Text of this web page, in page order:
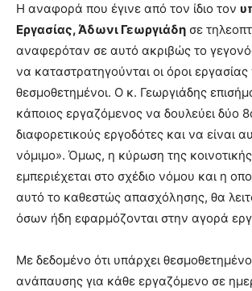
Η αναφορά που έγινε από τον ίδιο τον
Εργασίας, Άδωνι Γεωργιάδη σε
αναφερόταν σε αυτό ακριβώς το
να καταστρατηγούνται οι όροι εργασίας
θεσμοθετημένοι. Ο κ. Γεωργιάδης
κάποιος εργαζόμενος να δουλεύει δύο
διαφορετικούς εργοδότες και να είναι
νόμιμο». Όμως, η κύρωση της
εμπεριέχεται στο σχέδιο νόμου και η
αυτό το καθεστώς απασχόλησης, θα
όσων ήδη εφαρμόζονται στην αγορά
Με δεδομένο ότι υπάρχει
ανάπαυσης για κάθε εργαζόμενο σε